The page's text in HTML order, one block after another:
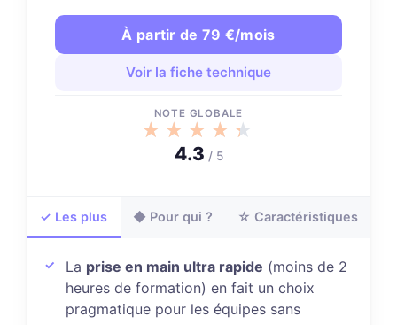
À partir de 79 €/mois
Voir la fiche technique
NOTE GLOBALE
★★★★★
★★★★★
4.3 / 5
✓ Les plus ◆ Pour qui ? ☆ Caractéristiques
La prise en main ultra rapide (moins de 2
heures de formation) en fait un choix
pragmatique pour les équipes sans